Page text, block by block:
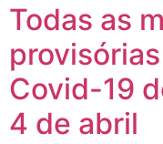
Todas as
Covid-19
4 de abril